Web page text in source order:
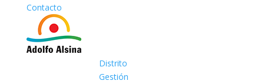
Contacto
Distrito
Gestión